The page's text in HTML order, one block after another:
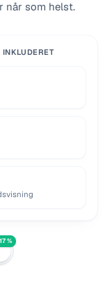
når som helst.
%